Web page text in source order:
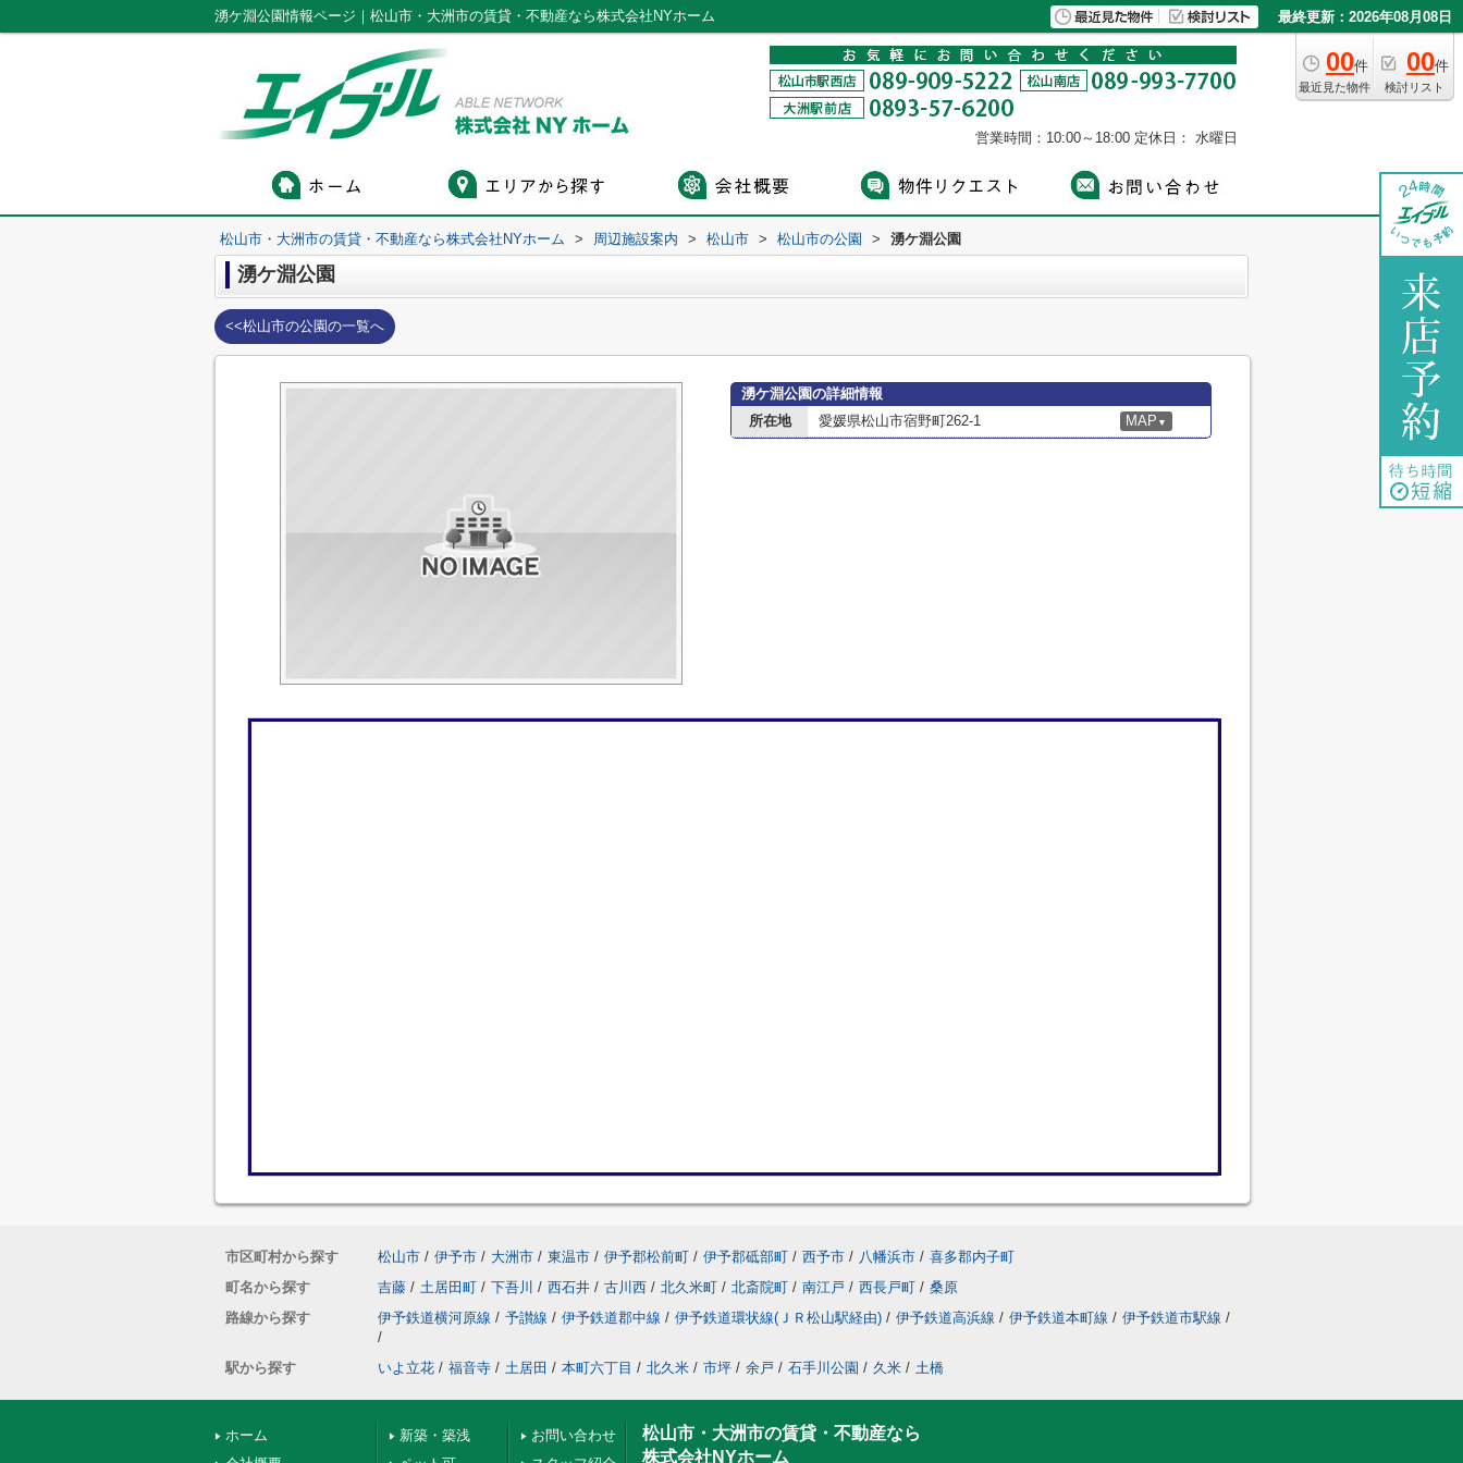
湧ケ淵公園情報ページ｜松山市・大洲市の賃貸・不動産なら株式会社NYホーム 最終更新：2026年08月08日
00件
最近見た物件
00件
検討リスト
営業時間：10:00～18:00 定休日： 水曜日
松山市・大洲市の賃貸・不動産なら株式会社NYホーム > 周辺施設案内 > 松山市 > 松山市の公園 > 湧ケ淵公園
湧ケ淵公園
<<松山市の公園の一覧へ
湧ケ淵公園の詳細情報
所在地
愛媛県松山市宿野町262-1 MAP ▼
市区町村から探す 松山市 / 伊予市 / 大洲市 / 東温市 / 伊予郡松前町 / 伊予郡砥部町 / 西予市 / 八幡浜市 / 喜多郡内子町
町名から探す
吉藤 / 土居田町 / 下吾川 / 西石井 / 古川西 / 北久米町 / 北斎院町 / 南江戸 / 西長戸町 / 桑原
路線から探す
伊予鉄道横河原線 / 予讃線 / 伊予鉄道郡中線 / 伊予鉄道環状線(ＪＲ松山駅経由) / 伊予鉄道高浜線 / 伊予鉄道本町線 / 伊予鉄道市駅線 /
/
駅から探す
いよ立花 / 福音寺 / 土居田 / 本町六丁目 / 北久米 / 市坪 / 余戸 / 石手川公園 / 久米 / 土橋
ホーム
新築・築浅
お問い合わせ
松山市・大洲市の賃貸・不動産なら
株式会社NYホーム